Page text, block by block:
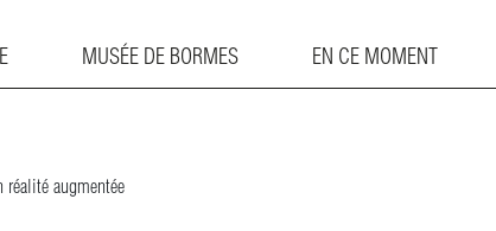
MUSÉE DE BORMES EN CE MOMENT
réalité augmentée